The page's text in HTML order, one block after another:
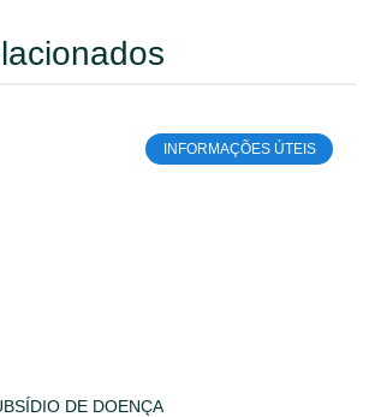
INFORMAÇÕES ÚTEIS
DE DOENÇA